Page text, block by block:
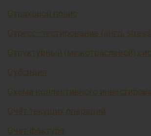
Страховой полис
Стресс–тестирование (англ.
Структурный (межотраслевой)
Субсидия
Схема коллективного
Счёт текущих операций
Счет-фактура